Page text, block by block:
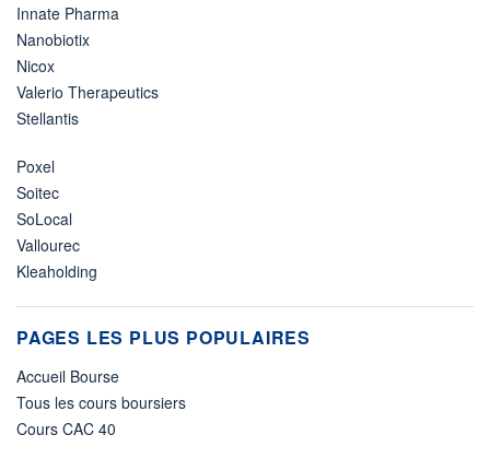
Innate Pharma
Nanobiotix
Nicox
Valerio Therapeutics
Stellantis
Poxel
Soitec
SoLocal
Vallourec
Kleaholding
PAGES LES PLUS POPULAIRES
Accueil Bourse
Tous les cours boursiers
Cours CAC 40